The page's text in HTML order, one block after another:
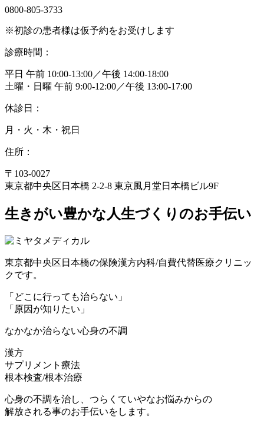
0800-805-3733
※初診の患者様は仮予約をお受けします
診療時間：
平日 午前 10:00-13:00／午後 14:00-18:00
土曜・日曜 午前 9:00-12:00／午後 13:00-17:00
休診日：
月・火・木・祝日
住所：
〒103-0027
東京都中央区日本橋 2-2-8 東京風月堂日本橋ビル9F
⽣きがい豊かな⼈⽣づくりのお⼿伝い
東京都中央区⽇本橋の保険漢⽅内科/⾃費代替医療クリニッ
クです。
「どこに⾏っても治らない」
「原因が知りたい」
なかなか治らない⼼⾝の不調
漢⽅
サプリメント療法
根本検査/根本治療
⼼⾝の不調を治し、つらくていやなお悩みからの
解放される事のお⼿伝いをします。